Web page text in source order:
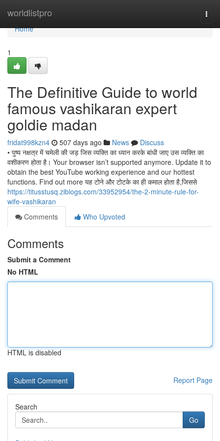
worldlistpro
Home
Home
1
The Definitive Guide to world
famous vashikaran expert
goldie madan
fridat998kzn4 507 days ago News
Discuss
• पुष्य नक्षत्र में चमेली की जड़ जिस व्यक्ति का ध्यान करके बांधी जाए उस व्यक्ति का
वशीकरण होता है। Your browser isn’t supported anymore. Update it to
obtain the best YouTube working experience and our hottest
functions. Find out more यह टोने और टोटके का ही कमाल होता है,जिससे
https://titusstusq.ziblogs.com/33952954/the-2-minute-rule-for-
wife-vashikaran
Comments
Who Upvoted
Comments
Submit a Comment
No HTML
HTML is disabled
Report Page
Search
Go